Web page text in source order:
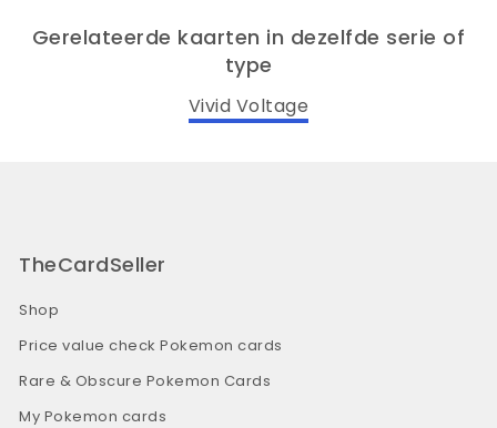
Gerelateerde kaarten in dezelfde serie of
type
Vivid Voltage
TheCardSeller
Shop
Price value check Pokemon cards
Rare & Obscure Pokemon Cards
My Pokemon cards